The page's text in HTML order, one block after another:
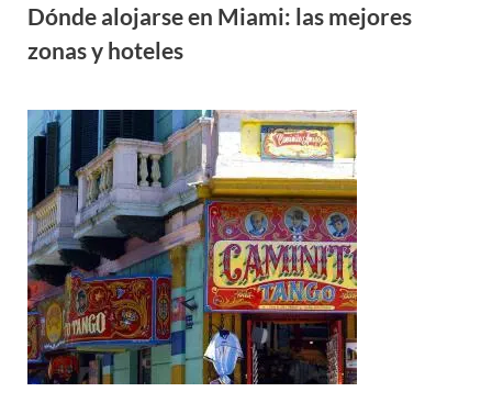
Dónde alojarse en Miami: las mejores
zonas y hoteles